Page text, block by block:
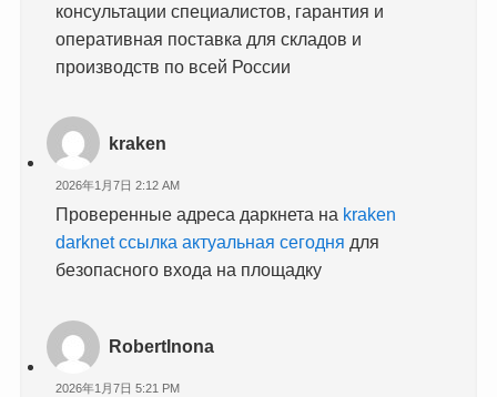
консультации специалистов, гарантия и
оперативная поставка для складов и
производств по всей России
kraken
2026年1月7日 2:12 AM
Проверенные адреса даркнета на kraken
darknet ссылка актуальная сегодня для
безопасного входа на площадку
RobertInona
2026年1月7日 5:21 PM